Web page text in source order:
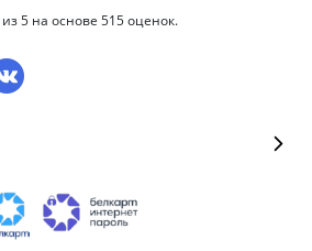
из5 на основе 515оценок.